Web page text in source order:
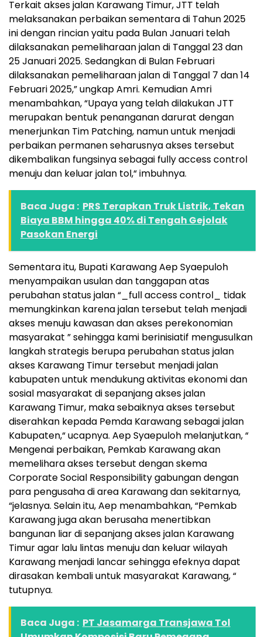
Terkait akses jalan Karawang Timur, JTT telah
melaksanakan perbaikan sementara di Tahun 2025
ini dengan rincian yaitu pada Bulan Januari telah
dilaksanakan pemeliharaan jalan di Tanggal 23 dan
25 Januari 2025. Sedangkan di Bulan Februari
dilaksanakan pemeliharaan jalan di Tanggal 7 dan 14
Februari 2025,” ungkap Amri. Kemudian Amri
menambahkan, “Upaya yang telah dilakukan JTT
merupakan bentuk penanganan darurat dengan
menerjunkan Tim Patching, namun untuk menjadi
perbaikan permanen seharusnya akses tersebut
dikembalikan fungsinya sebagai fully access control
menuju dan keluar jalan tol,“ imbuhnya.
Baca Juga : PRS Terapkan Truk Listrik, Tekan
Biaya BBM hingga 40% di Tengah Gejolak
Pasokan Energi
Sementara itu, Bupati Karawang Aep Syaepuloh
menyampaikan usulan dan tanggapan atas
perubahan status jalan “_full access control_ tidak
memungkinkan karena jalan tersebut telah menjadi
akses menuju kawasan dan akses perekonomian
masyarakat ” sehingga kami berinisiatif mengusulkan
langkah strategis berupa perubahan status jalan
akses Karawang Timur tersebut menjadi jalan
kabupaten untuk mendukung aktivitas ekonomi dan
sosial masyarakat di sepanjang akses jalan
Karawang Timur, maka sebaiknya akses tersebut
diserahkan kepada Pemda Karawang sebagai jalan
Kabupaten,“ ucapnya. Aep Syaepuloh melanjutkan, “
Mengenai perbaikan, Pemkab Karawang akan
memelihara akses tersebut dengan skema
Corporate Social Responsibility gabungan dengan
para pengusaha di area Karawang dan sekitarnya,
“jelasnya. Selain itu, Aep menambahkan, “Pemkab
Karawang juga akan berusaha menertibkan
bangunan liar di sepanjang akses jalan Karawang
Timur agar lalu lintas menuju dan keluar wilayah
Karawang menjadi lancar sehingga efeknya dapat
dirasakan kembali untuk masyarakat Karawang, “
tutupnya.
Baca Juga : PT Jasamarga Transjawa Tol